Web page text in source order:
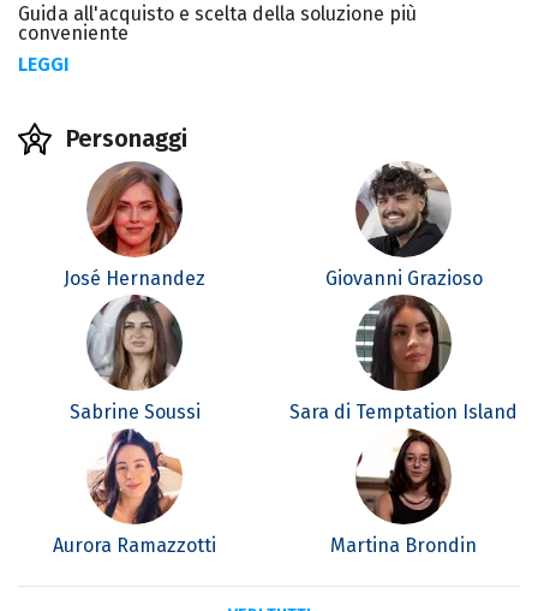
Guida all'acquisto e scelta della soluzione più
conveniente
LEGGI
Personaggi
José Hernandez Giovanni Grazioso
Sabrine Soussi Sara di Temptation Island
Aurora Ramazzotti Martina Brondin